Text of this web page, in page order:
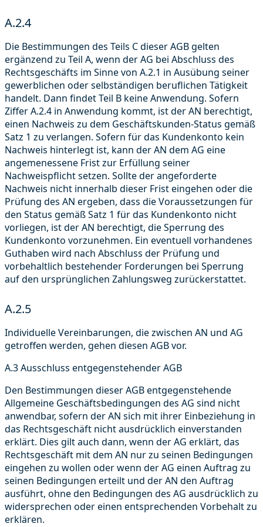
A.2.4
Die Bestimmungen des Teils C dieser AGB gelten
ergänzend zu Teil A, wenn der AG bei Abschluss des
Rechtsgeschäfts im Sinne von A.2.1 in Ausübung seiner
gewerblichen oder selbständigen beruflichen Tätigkeit
handelt. Dann findet Teil B keine Anwendung. Sofern
Ziffer A.2.4 in Anwendung kommt, ist der AN berechtigt,
einen Nachweis zu dem Geschäftskunden-Status gemäß
Satz 1 zu verlangen. Sofern für das Kundenkonto kein
Nachweis hinterlegt ist, kann der AN dem AG eine
angemenessene Frist zur Erfüllung seiner
Nachweispflicht setzen. Sollte der angeforderte
Nachweis nicht innerhalb dieser Frist eingehen oder die
Prüfung des AN ergeben, dass die Voraussetzungen für
den Status gemäß Satz 1 für das Kundenkonto nicht
vorliegen, ist der AN berechtigt, die Sperrung des
Kundenkonto vorzunehmen. Ein eventuell vorhandenes
Guthaben wird nach Abschluss der Prüfung und
vorbehaltlich bestehender Forderungen bei Sperrung
auf den ursprünglichen Zahlungsweg zurückerstattet.
A.2.5
Individuelle Vereinbarungen, die zwischen AN und AG
getroffen werden, gehen diesen AGB vor.
A.3 Ausschluss entgegenstehender AGB
Den Bestimmungen dieser AGB entgegenstehende
Allgemeine Geschäftsbedingungen des AG sind nicht
anwendbar, sofern der AN sich mit ihrer Einbeziehung in
das Rechtsgeschäft nicht ausdrücklich einverstanden
erklärt. Dies gilt auch dann, wenn der AG erklärt, das
Rechtsgeschäft mit dem AN nur zu seinen Bedingungen
eingehen zu wollen oder wenn der AG einen Auftrag zu
seinen Bedingungen erteilt und der AN den Auftrag
ausführt, ohne den Bedingungen des AG ausdrücklich zu
widersprechen oder einen entsprechenden Vorbehalt zu
erklären.